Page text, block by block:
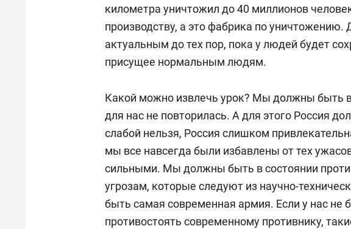
километра уничтожил до 40 миллионов
производству, а это фабрика по
актуальным до тех пор, пока у людей будет
присущее нормальным людям.
Какой можно извлечь урок? Мы должны быть
для нас не повторилась. А для этого Россия
слабой нельзя, Россия слишком
мы все навсегда были избавлены от тех
сильными. Мы должны быть в состоянии
угрозам, которые следуют из научно-
быть самая современная армия. Если у нас не
противостоять современному противнику,